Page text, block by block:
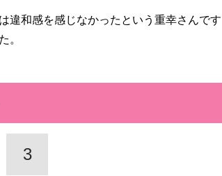
違和感を感じなかったという重幸さんです
。
3